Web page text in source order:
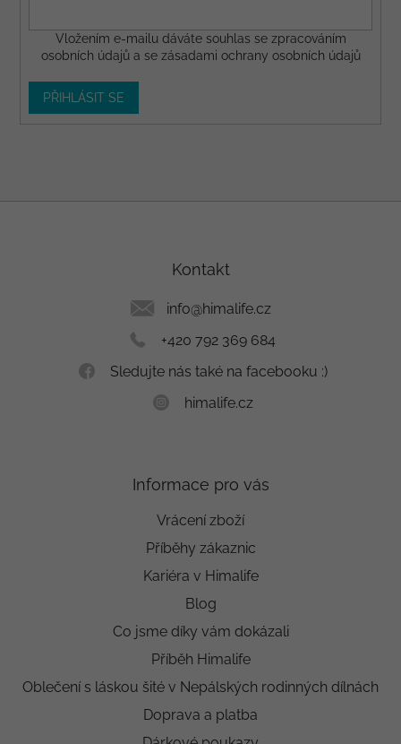
Vložením e-mailu dáváte souhlas se zpracováním
osobních údajů a se zásadami ochrany osobních údajů
PŘIHLÁSIT SE
Kontakt
info@himalife.cz
+420 792 369 684
Sledujte nás také na facebooku :)
himalife.cz
Informace pro vás
Vrácení zboží
Příběhy zákaznic
Kariéra v Himalife
Blog
Co jsme díky vám dokázali
Příběh Himalife
Oblečení s láskou šité v Nepálských rodinných dílnách
Doprava a platba